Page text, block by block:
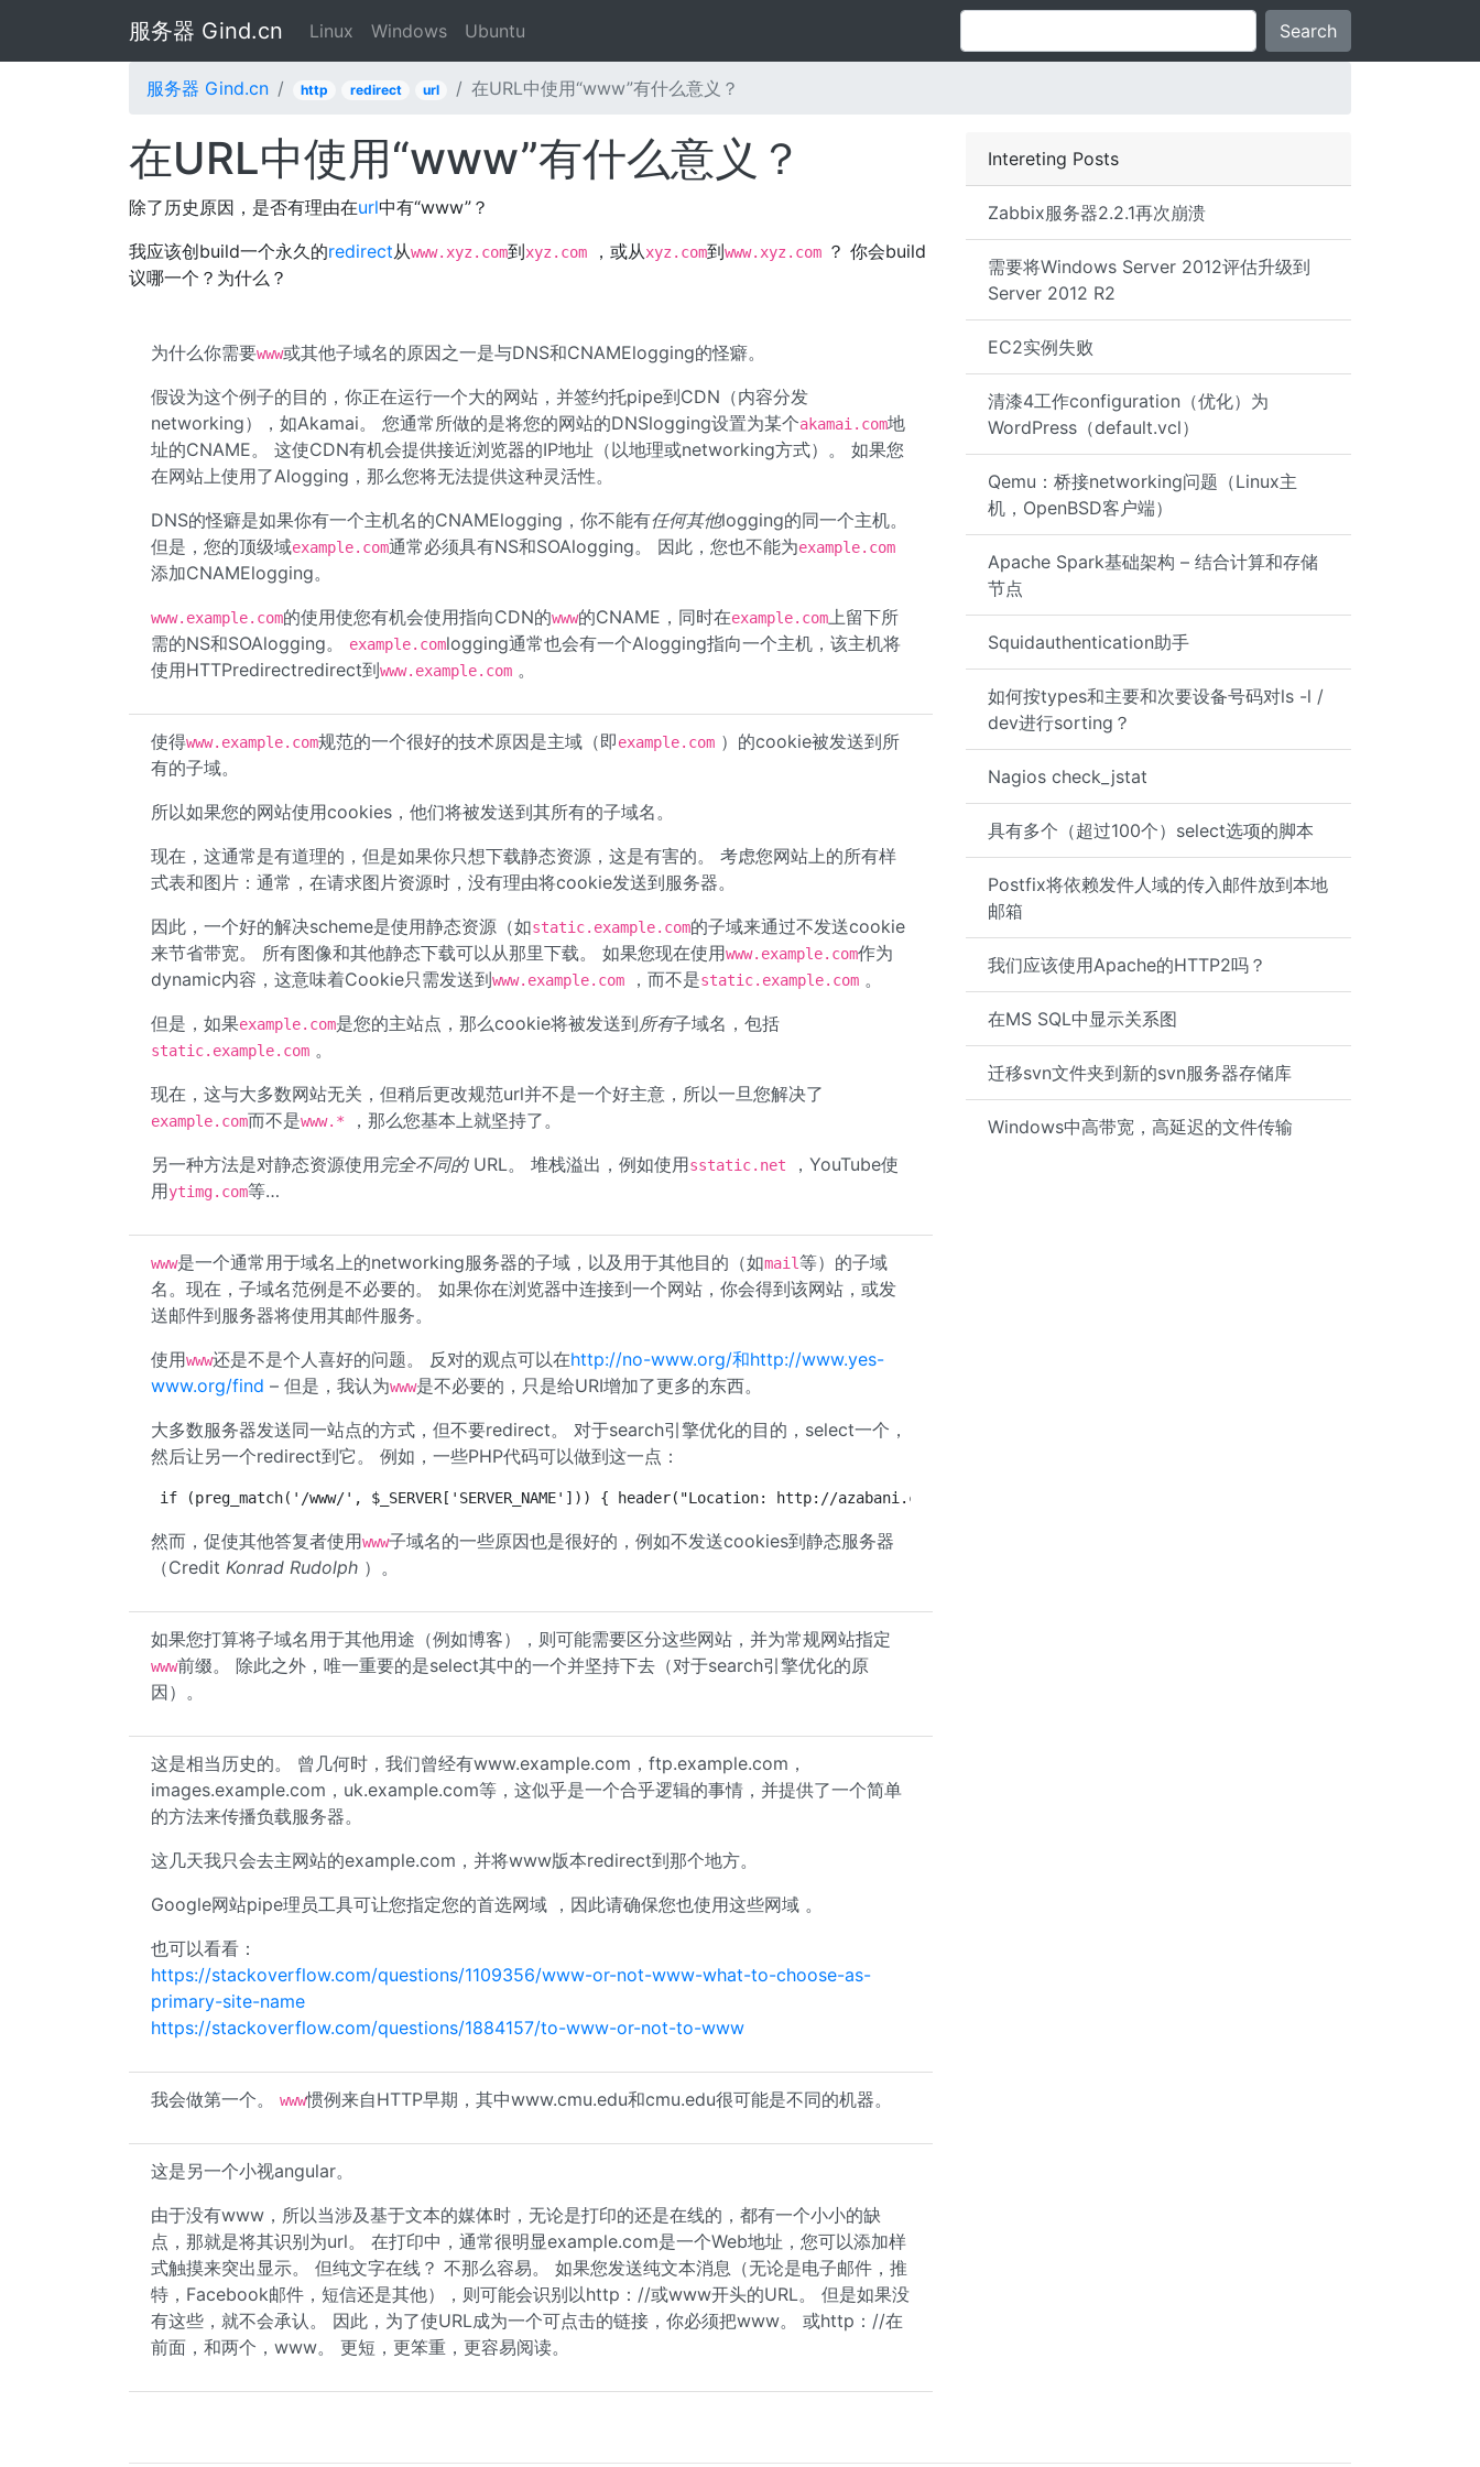
服务器 Gind.cn Linux Windows Ubuntu Search
服务器 Gind.cn http redirect url 在URL中使用“www”有什么意义？
Intereting Posts
Zabbix服务器2.2.1再次崩溃
需要将Windows Server 2012评估升级到
Server 2012 R2
EC2实例失败
清漆4工作configuration（优化）为
WordPress（default.vcl）
Qemu：桥接networking问题（Linux主
机，OpenBSD客户端）
Apache Spark基础架构 – 结合计算和存储
节点
Squidauthentication助手
如何按types和主要和次要设备号码对ls -l /
dev进行sorting？
Nagios check_jstat
具有多个（超过100个）select选项的脚本
Postfix将依赖发件人域的传入邮件放到本地
邮箱
我们应该使用Apache的HTTP2吗？
在MS SQL中显示关系图
迁移svn文件夹到新的svn服务器存储库
Windows中高带宽，高延迟的文件传输
在URL中使用“www”有什么意义？
除了历史原因，是否有理由在url中有“www”？
我应该创build一个永久的redirect从www.xyz.com到xyz.com ，或从xyz.com到www.xyz.com ？ 你会build
议哪一个？为什么？
为什么你需要www或其他子域名的原因之一是与DNS和CNAMElogging的怪癖。
假设为这个例子的目的，你正在运行一个大的网站，并签约托pipe到CDN（内容分发
networking），如Akamai。 您通常所做的是将您的网站的DNSlogging设置为某个akamai.com地
址的CNAME。 这使CDN有机会提供接近浏览器的IP地址（以地理或networking方式）。 如果您
在网站上使用了Alogging，那么您将无法提供这种灵活性。
DNS的怪癖是如果你有一个主机名的CNAMElogging，你不能有任何其他logging的同一个主机。
但是，您的顶级域example.com通常必须具有NS和SOAlogging。 因此，您也不能为example.com
添加CNAMElogging。
www.example.com的使用使您有机会使用指向CDN的www的CNAME，同时在example.com上留下所
需的NS和SOAlogging。
example.comlogging通常也会有一个Alogging指向一个主机，该主机将
使用HTTPredirectredirect到www.example.com 。
使得www.example.com规范的一个很好的技术原因是主域（即example.com ）的cookie被发送到所
有的子域。
所以如果您的网站使用cookies，他们将被发送到其所有的子域名。
现在，这通常是有道理的，但是如果你只想下载静态资源，这是有害的。 考虑您网站上的所有样
式表和图片：通常，在请求图片资源时，没有理由将cookie发送到服务器。
因此，一个好的解决scheme是使用静态资源（如static.example.com的子域来通过不发送cookie
来节省带宽。 所有图像和其他静态下载可以从那里下载。 如果您现在使用www.example.com作为
dynamic内容，这意味着Cookie只需发送到www.example.com ，而不是static.example.com 。
但是，如果example.com是您的主站点，那么cookie将被发送到所有子域名，包括
static.example.com 。
现在，这与大多数网站无关，但稍后更改规范url并不是一个好主意，所以一旦您解决了
example.com而不是www.*
，那么您基本上就坚持了。
另一种方法是对静态资源使用完全不同的URL。 堆栈溢出，例如使用sstatic.net
，YouTube使
用ytimg.com等…
www是一个通常用于域名上的networking服务器的子域，以及用于其他目的（如mail 等）的子域
名。现在，子域名范例是不必要的。 如果你在浏览器中连接到一个网站，你会得到该网站，或发
送邮件到服务器将使用其邮件服务。
使用www还是不是个人喜好的问题。 反对的观点可以在http://no-www.org/和http://www.yes-
www.org/find – 但是，我认为www是不必要的，只是给URI增加了更多的东西。
大多数服务器发送同一站点的方式，但不要redirect。 对于search引擎优化的目的，select一个，
然后让另一个redirect到它。 例如，一些PHP代码可以做到这一点：
if (preg_match('/www/', $_SERVER['SERVER_NAME'])) { header("Location: http://azabani.com{$_SERVER['REQUEST_URI']}"); exit; }
然而，促使其他答复者使用www子域名的一些原因也是很好的，例如不发送cookies到静态服务器
（Credit Konrad Rudolph ）。
如果您打算将子域名用于其他用途（例如博客），则可能需要区分这些网站，并为常规网站指定
www前缀。 除此之外，唯一重要的是select其中的一个并坚持下去（对于search引擎优化的原
因）。
这是相当历史的。 曾几何时，我们曾经有www.example.com，ftp.example.com，
images.example.com，uk.example.com等，这似乎是一个合乎逻辑的事情，并提供了一个简单
的方法来传播负载服务器。
这几天我只会去主网站的example.com，并将www版本redirect到那个地方。
Google网站pipe理员工具可让您指定您的首选网域 ，因此请确保您也使用这些网域 。
也可以看看：
https://stackoverflow.com/questions/1109356/www-or-not-www-what-to-choose-as-
primary-site-name
https://stackoverflow.com/questions/1884157/to-www-or-not-to-www
我会做第一个。 www惯例来自HTTP早期，其中www.cmu.edu和cmu.edu很可能是不同的机器。
这是另一个小视angular。
由于没有www，所以当涉及基于文本的媒体时，无论是打印的还是在线的，都有一个小小的缺
点，那就是将其识别为url。 在打印中，通常很明显example.com是一个Web地址，您可以添加样
式触摸来突出显示。 但纯文字在线？ 不那么容易。 如果您发送纯文本消息（无论是电子邮件，推
特，Facebook邮件，短信还是其他），则可能会识别以http：//或www开头的URL。 但是如果没
有这些，就不会承认。 因此，为了使URL成为一个可点击的链接，你必须把www。 或http：//在
前面，和两个，www。 更短，更笨重，更容易阅读。